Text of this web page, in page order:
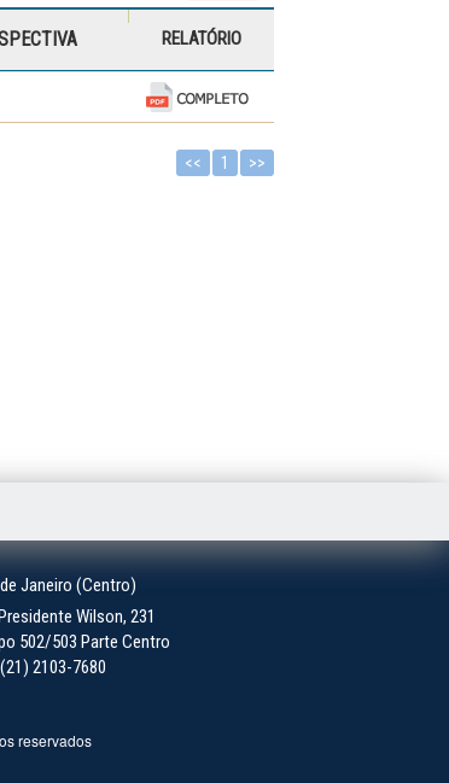
RELATÓRIO
<< 1 >>
Janeiro (Centro)
Wilson, 231
502/503 Parte Centro
2103-7680
reservados